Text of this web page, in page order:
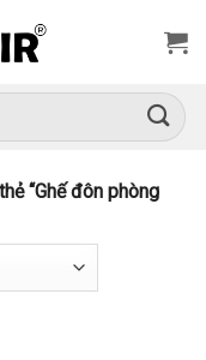
“Ghế đôn phòng